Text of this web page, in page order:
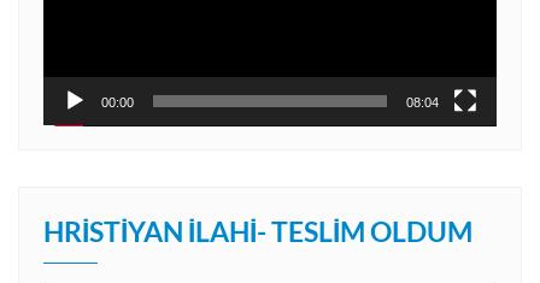
00:00 08:04
HRISTIYAN İLAHI- TESLIM OLDUM